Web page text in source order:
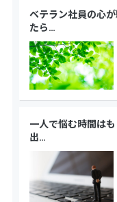
ベテラン社員の心
たら…
一人で悩む時間は
出…